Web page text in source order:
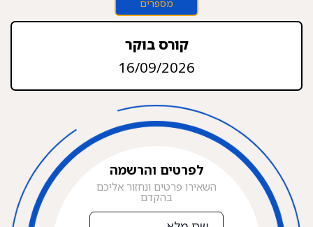
מספרים
קורס בוקר
16/09/2026
לפרטים והרשמה
השאירו פרטים ונחזור אליכם
בהקדם